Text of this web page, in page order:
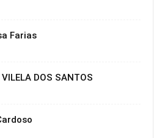
Farias
VILELA DOS SANTOS